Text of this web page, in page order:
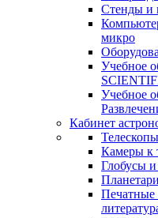
Стенды и
микро
Учебное
Учебное
Кабинет
Камеры к
Глобусы
Печатные